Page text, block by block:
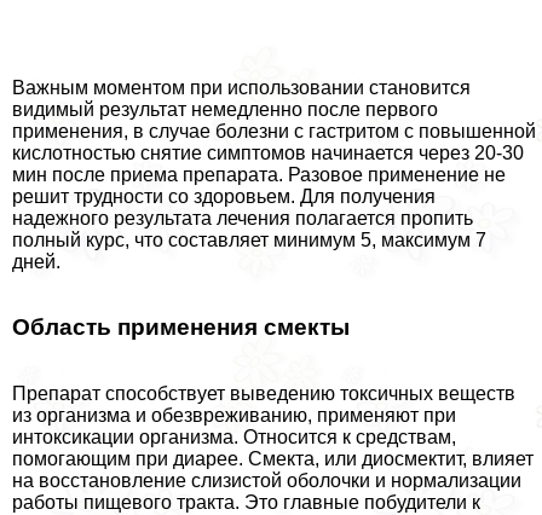
Важным моментом при использовании становится
видимый результат немедленно после первого
применения, в случае болезни с гастритом с повышенной
кислотностью снятие симптомов начинается через 20-30
мин после приема препарата. Разовое применение не
решит трудности со здоровьем. Для получения
надежного результата лечения полагается пропить
полный курс, что составляет минимум 5, максимум 7
дней.
Область применения смекты
Препарат способствует выведению токсичных веществ
из организма и обезвреживанию, применяют при
интоксикации организма. Относится к средствам,
помогающим при диарее. Смекта, или диосмектит, влияет
на восстановление слизистой оболочки и нормализации
работы пищевого тpaкта. Это главные побудители к